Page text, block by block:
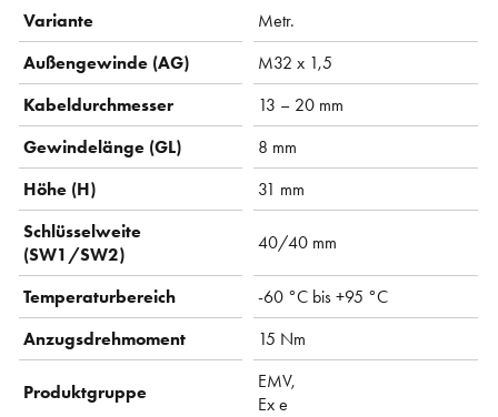
Variante
Metr.
Außengewinde (AG)
M32 x 1,5
Kabeldurchmesser
13 – 20 mm
Gewindelänge (GL)
8 mm
Höhe (H)
31 mm
Schlüsselweite
(SW1/SW2)
40/40 mm
Temperaturbereich
-60 °C bis +95 °C
Anzugsdrehmoment
15 Nm
Produktgruppe
EMV,
Ex e